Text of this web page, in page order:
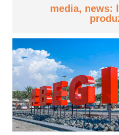
media, news: